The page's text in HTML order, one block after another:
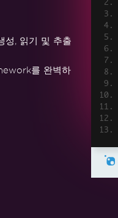
성, 읽기 및 추출
를 완벽하